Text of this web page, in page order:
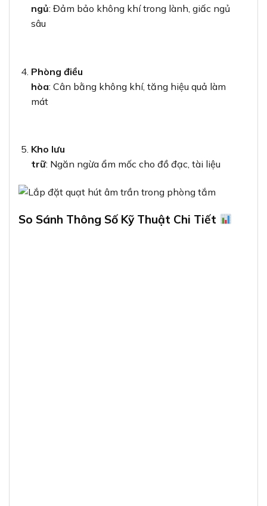
ngủ: Đảm bảo không khí trong lành, giấc ngủ
sâu
Phòng điều
hòa: Cân bằng không khí, tăng hiệu quả làm
mát
Kho lưu
trữ: Ngăn ngừa ẩm mốc cho đồ đạc, tài liệu
So Sánh Thông Số Kỹ Thuật Chi Tiết